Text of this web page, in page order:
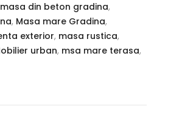
masa din beton gradina,
, Masa mare Gradina,
exterior, masa rustica,
urban, msa mare terasa,